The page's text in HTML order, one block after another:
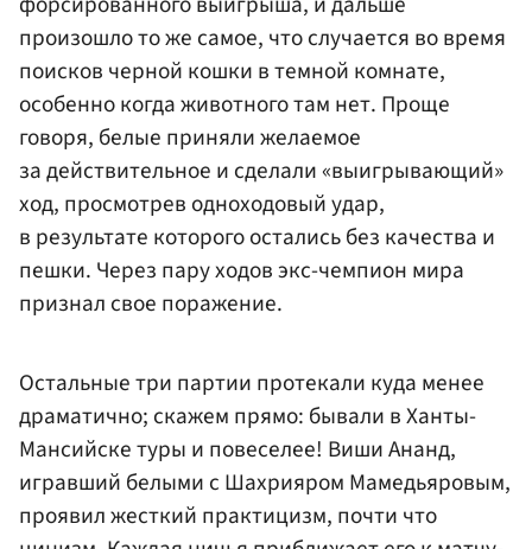
произошло то же самое, что случается во время
поисков черной кошки в темной комнате,
особенно когда животного там нет. Проще
говоря, белые приняли желаемое
за действительное и сделали «выигрывающий»
ход, просмотрев одноходовый удар,
в результате которого остались без качества и
пешки. Через пару ходов экс-чемпион мира
признал свое поражение.
Остальные три партии протекали куда менее
драматично; скажем прямо: бывали в Ханты-
Мансийске туры и повеселее! Виши Ананд,
игравший белыми с Шахрияром Мамедьяровым,
проявил жесткий практицизм, почти что